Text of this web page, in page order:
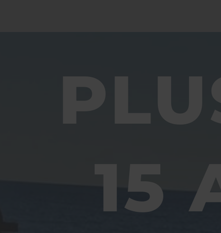
15